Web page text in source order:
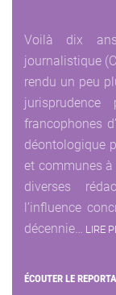
Voilà dix
journalistique
rendu un peu
francophones
déontologique
et communes
diverses
l’influence
décennie… LIRE
ÉCOUTER LE